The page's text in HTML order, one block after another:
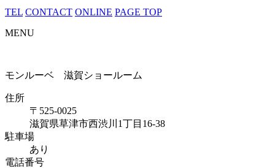
TEL CONTACT ONLINE PAGE TOP
MENU
モンルーベ 滋賀ショールーム
住所
〒525-0025
滋賀県草津市西渋川1丁目16-38
駐車場
あり
電話番号